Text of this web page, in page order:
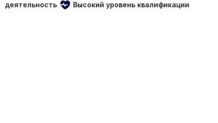
деятельность
Высокий уровень квалификации